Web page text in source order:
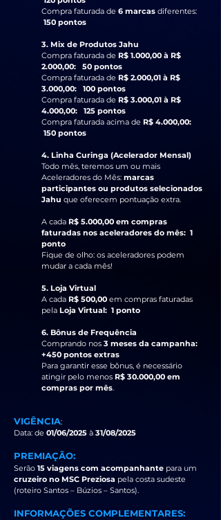
Compra faturada de 6 marcas diferentes:
150 pontos
3. Mix de Produtos Jahu
Compra faturada de R$ 1.000,00 à R$
2.000,00: 50 pontos
Compra faturada de R$ 2.000,01 à R$
3.000,00: 100 pontos
Compra faturada de R$ 3.000,01 à R$
4.000,00: 125 pontos
Compra faturada acima de R$ 4.000,00:
150 pontos
4. Linha Curinga (Acelerador Mensal)
Todo mês, teremos um ou mais
Aceleradores do Mês: marcas
participantes ou produtos selecionados
Jahu que oferecem pontuação extra.
A cada R$ 5.000,00 em compras
faturadas nos aceleradores do mês: 1
ponto
Fique de olho: os aceleradores podem
mudar a cada mês!
5. Loja Virtual
A cada R$ 500,00 em compras faturadas
pela Loja Virtual: 1 ponto
6. Bônus de Frequência
Comprando nos 3 meses da campanha:
+450 pontos extras
Para garantir esse bônus, é necessário
atingir pelo menos R$ 30.000,00 em
compras por mês.
VIGÊNCIA:
Data: de 01/06/2025 à 31/08/2025
PREMIAÇÃO:
Serão 15 viagens com acompanhante para um
cruzeiro no MSC Preziosa pela costa sudeste
(roteiro Santos – Búzios – Santos).
INFORMAÇÕES COMPLEMENTARES: